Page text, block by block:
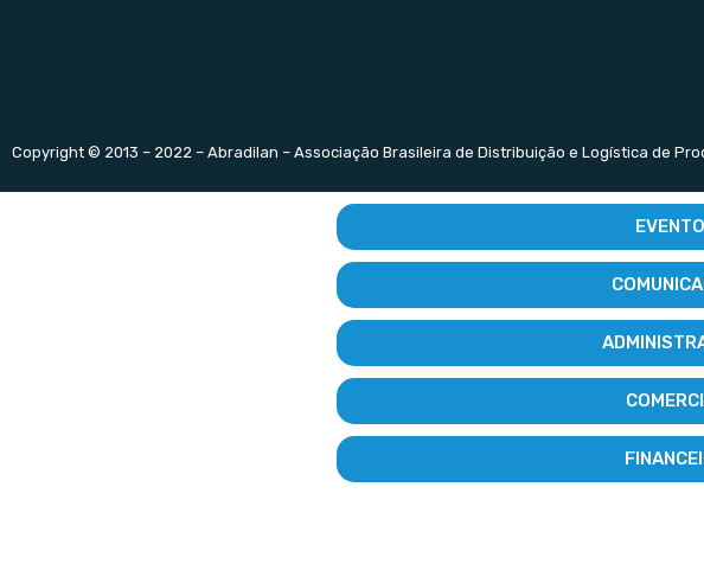
Copyright © 2013 – 2022 – Abradilan – Associação Brasileira de Distribuição e Logística de